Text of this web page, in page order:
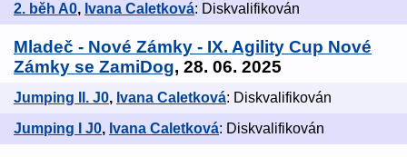
2. běh A0, Ivana Caletková: Diskvalifikován
Mladeč - Nové Zámky - IX. Agility Cup Nové
Zámky se ZamiDog, 28. 06. 2025
Jumping II. J0, Ivana Caletková: Diskvalifikován
Jumping I J0, Ivana Caletková: Diskvalifikován